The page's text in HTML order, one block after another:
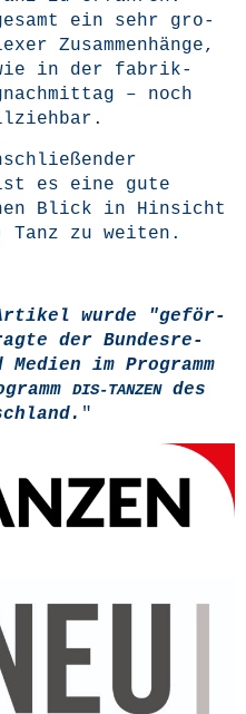
ein sehr gro­
Zusam­men­hän­ge,
in der fabrik-
– noch
es eine gute
Blick in Hin­sicht
Tanz zu weiten.
wur­de "geför­
der Bun­des­re­
im Pro­gramm
DIS-TANZENdes
"